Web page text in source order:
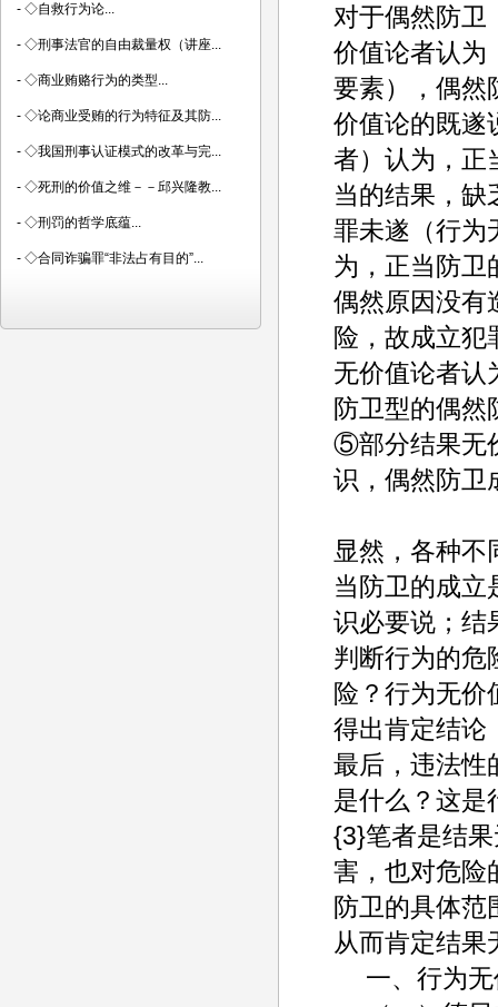
对于偶然防
价值论者认为
要素），偶然
价值论的既
者）认为，正
当的结果，缺
罪未遂（行
为，正当防卫
偶然原因没有
险，故成立
无价值论者认
防卫型的偶然
⑤部分结果无
识，偶然防卫
显然，各种不
当防卫的成立
识必要说；结
判断行为的危
险？行为无价
得出肯定结论
最后，违法性
是什么？这是
{3}笔者是结
害，也对危险
防卫的具体范
从而肯定结果
一、行为无
- ◇自救行为论...
- ◇刑事法官的自由裁量权（讲座...
- ◇商业贿赂行为的类型...
- ◇论商业受贿的行为特征及其防...
- ◇我国刑事认证模式的改革与完...
- ◇死刑的价值之维－－邱兴隆教...
- ◇刑罚的哲学底蕴...
- ◇合同诈骗罪“非法占有目的”...